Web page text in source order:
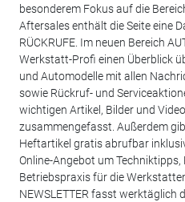
besonderem Fokus auf die
Aftersales enthält die Seite eine
RÜCKRUFE. Im neuen Bereich
Werkstatt-Profi einen Überblick
und Automodelle mit allen
sowie Rückruf- und
wichtigen Artikel, Bilder und
zusammengefasst. Außerdem
Heftartikel gratis abrufbar
Online-Angebot um Techniktipps,
Betriebspraxis für die
NEWSLETTER fasst werktäglich